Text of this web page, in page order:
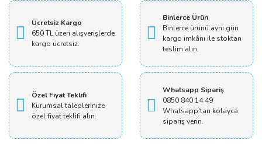
Bugün sipariş etsem kaç gün içinde gelir
Akif Dönmez | 16/03/2023
Yorum Yaz
Ücretsiz Kargo
650 TL üzeri alışverişlerde
kargo ücretsiz.
Binlerce Ürün
Binlerce ürünü aynı gün
kargo imkânı ile stoktan
teslim alın.
Özel Fiyat Teklifi
Kurumsal taleplerinize
özel fiyat teklifi alın.
Whatsapp Sipariş
0850 840 14 49
Whatsapp'tan kolayca
sipariş verin.